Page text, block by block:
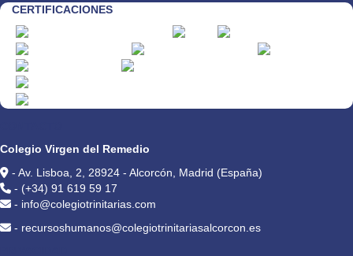
CERTIFICACIONES
Colegio Virgen del Remedio
- Av. Lisboa, 2, 28924 - Alcorcón, Madrid (España)
- (+34) 91 619 59 17
- info@colegiotrinitarias.com
- recursoshumanos@colegiotrinitariasalcorcon.es